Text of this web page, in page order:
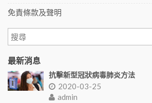
免責條款及聲明
最新消息
抗擊新型冠狀病毒肺炎方法
2020-03-25
admin